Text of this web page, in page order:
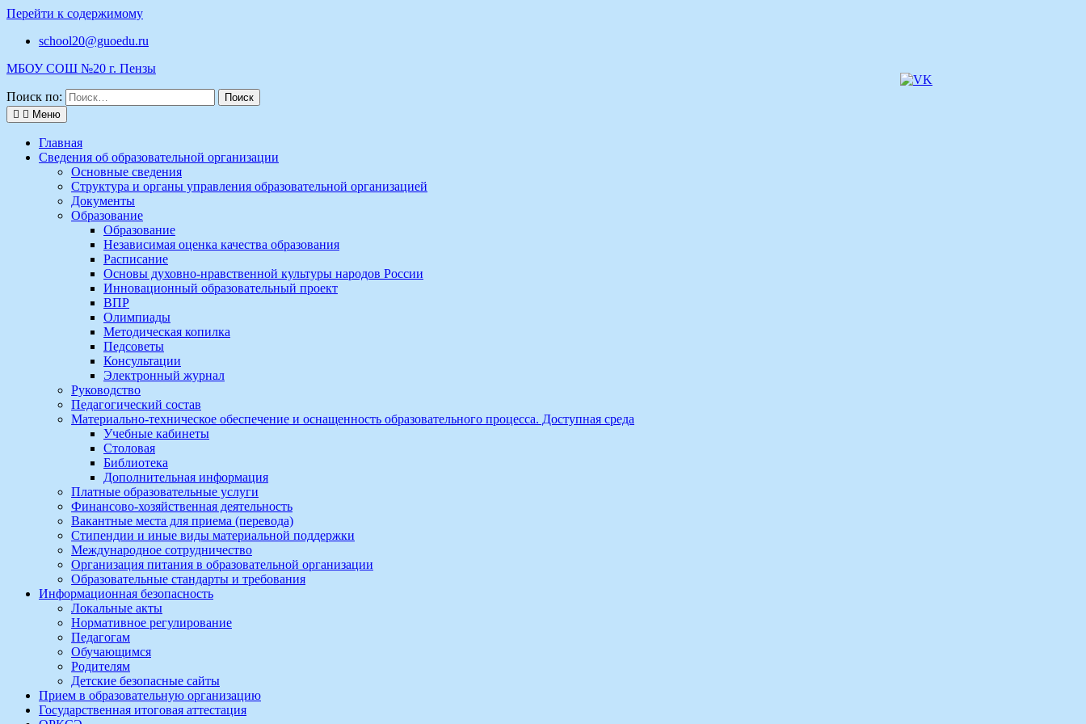
Перейти к содержимому
school20@guoedu.ru
МБОУ СОШ №20 г. Пензы
Поиск по:
Меню
Главная
Сведения об образовательной организации
Основные сведения
Структура и органы управления образовательной организацией
Документы
Образование
Образование
Независимая оценка качества образования
Расписание
Основы духовно-нравственной культуры народов России
Инновационный образовательный проект
ВПР
Олимпиады
Методическая копилка
Педсоветы
Консультации
Электронный журнал
Руководство
Педагогический состав
Материально-техническое обеспечение и оснащенность образовательного процесса. Доступная среда
Учебные кабинеты
Столовая
Библиотека
Дополнительная информация
Платные образовательные услуги
Финансово-хозяйственная деятельность
Вакантные места для приема (перевода)
Стипендии и иные виды материальной поддержки
Международное сотрудничество
Организация питания в образовательной организации
Образовательные стандарты и требования
Информационная безопасность
Локальные акты
Нормативное регулирование
Педагогам
Обучающимся
Родителям
Детские безопасные сайты
Прием в образовательную организацию
Государственная итоговая аттестация